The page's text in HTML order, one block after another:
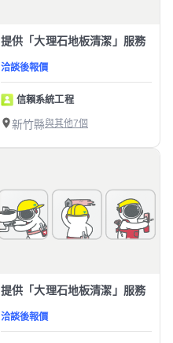
提供「大理石地板清潔」服務
洽談後報價
信賴系統工程
新竹縣與其他7個
提供「大理石地板清潔」服務
洽談後報價